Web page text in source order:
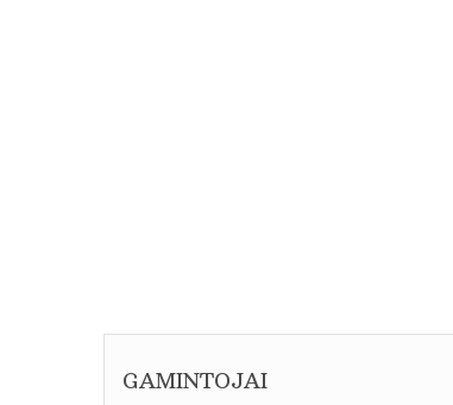
GAMINTOJAI